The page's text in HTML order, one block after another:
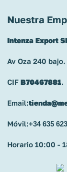
Nuestra
Intenza Export
Av Oza 240
CIF B70467881.
Email:
Móvil:+34 635
Horario 10:00 -